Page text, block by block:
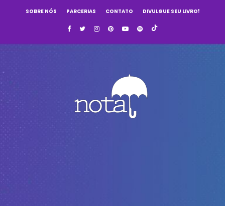
SOBRE NÓS PARCERIAS CONTATO DIVULGUE SEU LIVRO!